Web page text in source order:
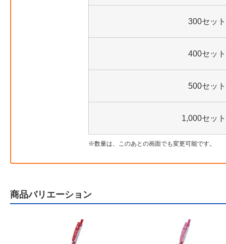
300セット
400セット
500セット
1,000セット
数量は、このあとの画面でも変更可能です。
商品バリエーション